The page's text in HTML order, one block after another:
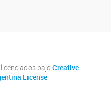
bajo Creative
License